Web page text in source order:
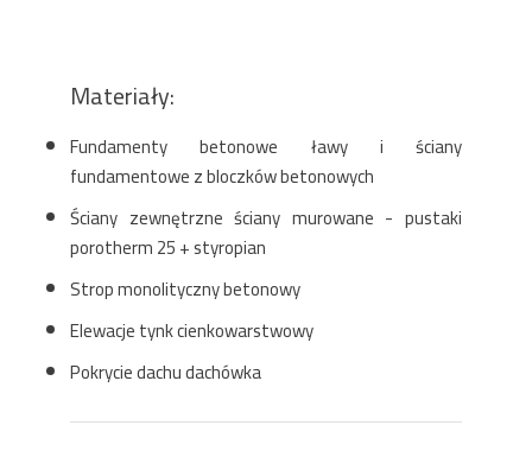
Materiały:
Fundamenty betonowe ławy i ściany
fundamentowe z bloczków betonowych
Ściany zewnętrzne ściany murowane - pustaki
porotherm 25 + styropian
Strop monolityczny betonowy
Elewacje tynk cienkowarstwowy
Pokrycie dachu dachówka